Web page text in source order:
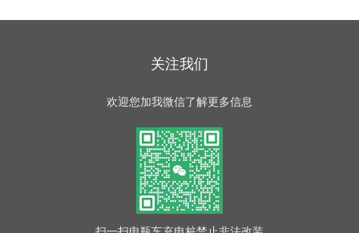
关注我们
欢迎您加我微信了解更多信息